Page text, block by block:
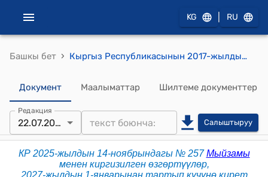
KG RU
Башкы бет › Кыргыз Республикасынын 2017-жылдын 25-январындагы № 14 "Кыргыз Республикасынын Жарандык процесстик кодекси" Кодекси
Документ Маалыматтар Шилтеме документтер
Редакция
22.07.2026 Салыштыруу